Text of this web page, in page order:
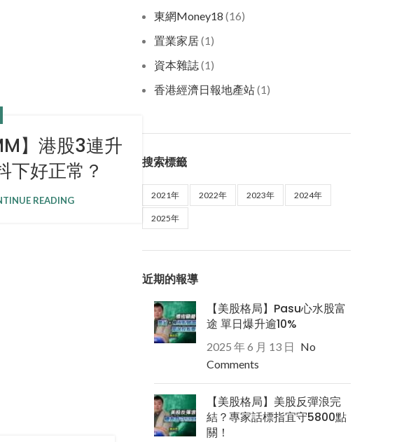
】港股3連升
下好正常？
READING
東網Money18 (16)
置業家居(1)
資本雜誌(1)
香港經濟日報地產站(1)
搜索標籤
2021年 2022年 2023年 2024年
2025年
近期的報導
【美股格局】Pasu心水股富
途 單日爆升逾10%
2025 年 6 月 13 日 No
Comments
【美股格局】美股反彈浪完
結？專家話標指宜守5800點
關！